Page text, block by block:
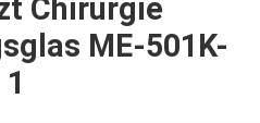
Chirurgie
ME-501K-
1